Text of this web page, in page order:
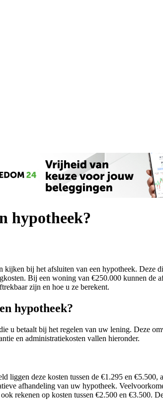
hypotheek?
bij het afsluiten van een hypotheek. Deze
Bij een woning van €250.000 kunnen
zijn en hoe u ze berekent.
hypotheek?
u betaalt bij het regelen van uw lening. Deze
en administratiekosten vallen hieronder.
liggen deze kosten tussen de €1.295 en
afhandeling van uw hypotheek.
rekenen op kosten tussen €2.500 en €3.500.